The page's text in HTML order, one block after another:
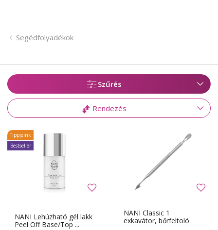
Segédfolyadékok
Szűrés
Rendezés
NANI Lehúzható gél lakk
Peel Off Base/Top ...
Tippjeink
Bestseller
NANI Classic 1
exkavátor, bőrfeltoló